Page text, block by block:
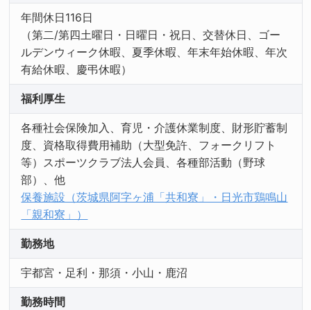
年間休日116日
（第二/第四土曜日・日曜日・祝日、交替休日、ゴー
ルデンウィーク休暇、夏季休暇、年末年始休暇、年次
有給休暇、慶弔休暇）
福利厚生
各種社会保険加入、育児・介護休業制度、財形貯蓄制
度、資格取得費用補助（大型免許、フォークリフト
等）スポーツクラブ法人会員、各種部活動（野球
部）、他
保養施設（茨城県阿字ヶ浦「共和寮」・日光市鶏鳴山
「親和寮」）
勤務地
宇都宮・足利・那須・小山・鹿沼
勤務時間